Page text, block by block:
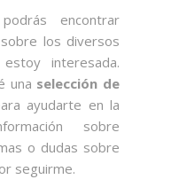
encontrar
los diversos
interesada.
una selección de
ayudarte en la
sobre
o dudas sobre
seguirme.